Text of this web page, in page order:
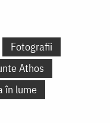
Fotografii
Athos
în lume